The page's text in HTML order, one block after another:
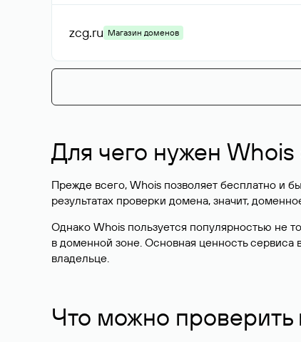
zcg.ru Магазин доменов
Для чего нужен
Прежде всего, Whois позволяет бесплатно и
результатах проверки домена, значит,
Однако Whois пользуется популярностью не
в доменной зоне. Основная ценность
владельце.
Что можно